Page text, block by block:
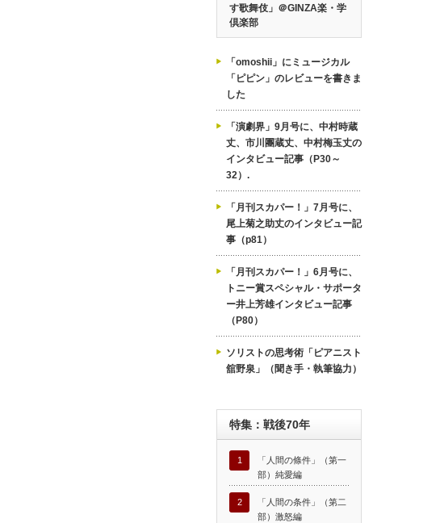
す歌舞伎」＠GINZA楽・学
倶楽部
「omoshii」にミュージカル
「ピピン」のレビューを書きま
した
「演劇界」9月号に、中村時蔵
丈、市川團蔵丈、中村梅玉丈の
インタビュー記事（P30～
32）.
「月刊スカパー！」7月号に、
尾上菊之助丈のインタビュー記
事（p81）
「月刊スカパー！」6月号に、
トニー賞スペシャル・サポータ
ー井上芳雄インタビュー記事
（P80）
ソリストの思考術「ピアニスト
舘野泉」（聞き手・執筆協力）
特集：戦後70年
1
「人間の條件」（第一
部）純愛編
2
「人間の条件」（第二
部）激怒編